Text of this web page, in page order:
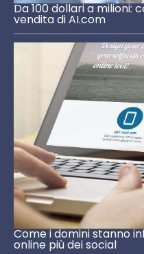
Da 100 dollari a milioni:
vendita di AI.com
Come i domini stanno
online più dei social